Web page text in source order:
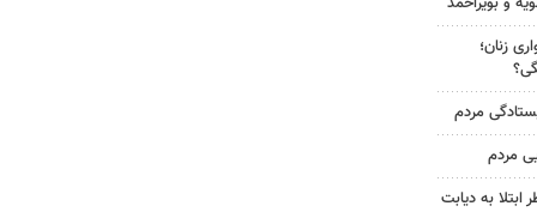
زنان؛
مردم
مردم
به دیابت